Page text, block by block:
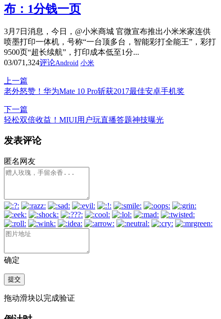
布：1分钱一页
3月7日消息，今日，@小米商城 官微宣布推出小米米家连供
喷墨打印一体机，号称“一台顶多台，智能彩打全能王”，彩打
9500页“超长续航”，打印成本低至1分...
03/071,324评论Android 小米
上一篇
老外怒赞！华为Mate 10 Pro斩获2017最佳安卓手机奖
下一篇
轻松双倍收益！MIUI用户玩直播答题神技曝光
发表评论
匿名网友
确定
提交
拖动滑块以完成验证